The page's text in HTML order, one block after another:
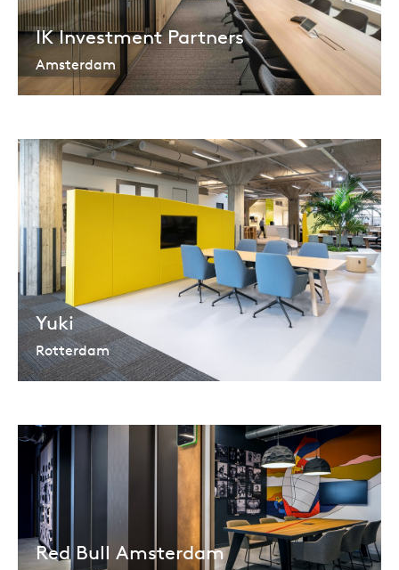
IK Investment Partners
Amsterdam
Yuki
Rotterdam
Red Bull Amsterdam